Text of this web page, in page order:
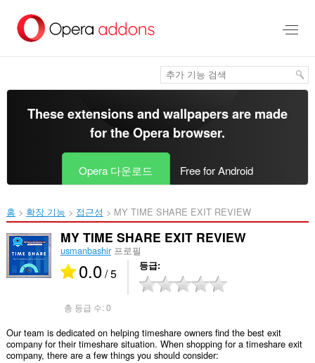
건
These extensions and wallpapers are made
for theOpera browser.
Opera 다운로드 Free for Android
홈 확장 기능 접근성 MY TIME SHARE EXIT REVIEW‎
MY TIME SHARE EXIT REVIEW
usmanbashir프로필
0.0/ 5 등급
총 등급 수:0
Our team is dedicated on helping timeshare owners find the best exit
company for their timeshare situation. When shopping for a timeshare exit
company, there are a few things you should consider: